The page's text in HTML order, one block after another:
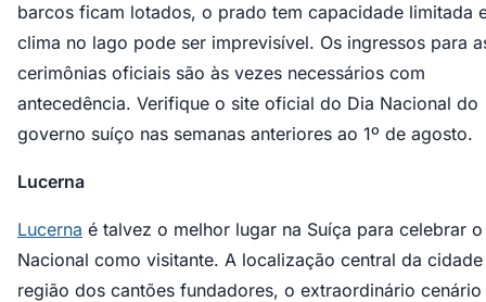
barcos ficam lotados, o prado tem capacidade limitada
clima no lago pode ser imprevisível. Os ingressos para
cerimônias oficiais são às vezes necessários com
antecedência. Verifique o site oficial do Dia Nacional do
governo suíço nas semanas anteriores ao 1º de agosto.
Lucerna
Lucerna é talvez o melhor lugar na Suíça para celebrar
Nacional como visitante. A localização central da cidade
região dos cantões fundadores, o extraordinário cenário